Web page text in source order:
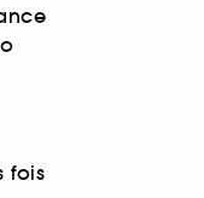
fois